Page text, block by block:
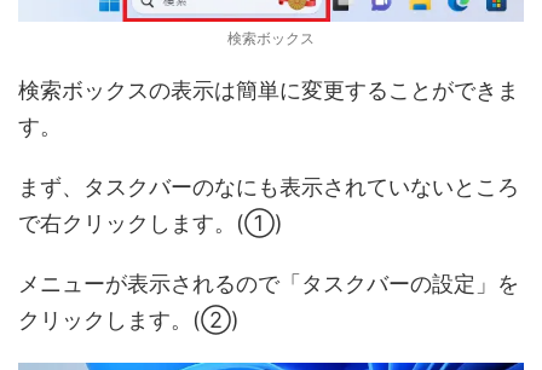
検索ボックス
検索ボックスの表示は簡単に変更することができま
す。
まず、タスクバーのなにも表示されていないところ
で右クリックします。(①)
メニューが表示されるので「タスクバーの設定」を
クリックします。(②)